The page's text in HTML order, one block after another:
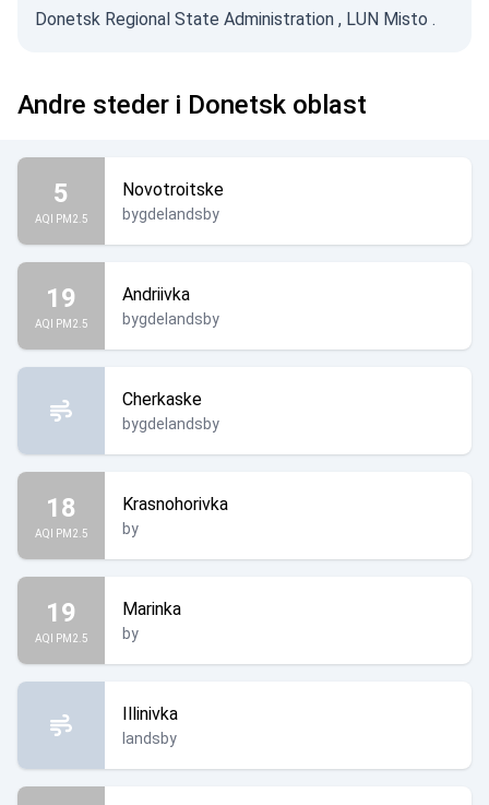
Donetsk Regional State Administration , LUN Misto .
Andre steder i Donetsk oblast
5
AQI PM2.5
Novotroitske
bygdelandsby
19
AQI PM2.5
Andriivka
bygdelandsby
Cherkaske
bygdelandsby
18
AQI PM2.5
Krasnohorivka
by
19
AQI PM2.5
Marinka
by
Illinivka
landsby